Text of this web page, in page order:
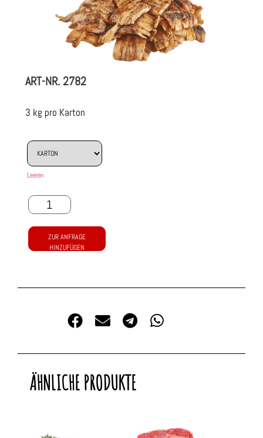
ART-NR.2782
3 kg pro Karton
Leeren
ZUR ANFRAGE
HINZUFÜGEN
ÄHNLICHE PRODUKTE